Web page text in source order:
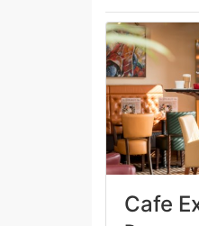
Cafe